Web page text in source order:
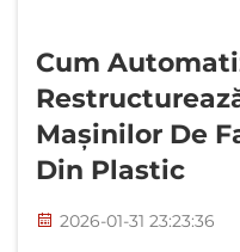
Cum
Mașinilor De
Din Plastic
2026-01-31 23:23:36